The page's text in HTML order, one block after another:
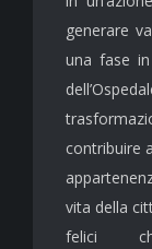
generare
una fase
contribuire
vita della
felici